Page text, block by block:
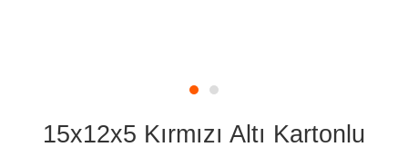
15x12x5 Kırmızı Altı Kartonlu